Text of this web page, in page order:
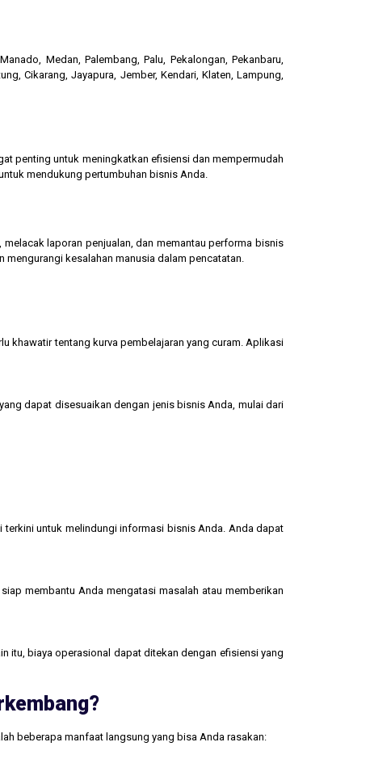
Medan, Palembang, Palu, Pekalongan, Pekanbaru,
Cikarang, Jayapura, Jember, Kendari, Klaten, Lampung,
penting untuk meningkatkan efisiensi dan mempermudah
mendukung pertumbuhan bisnis Anda.
laporan penjualan, dan memantau performa bisnis
kesalahan manusia dalam pencatatan.
khawatir tentang kurva pembelajaran yang curam. Aplikasi
dapat disesuaikan dengan jenis bisnis Anda, mulai dari
terkini untuk melindungi informasi bisnis Anda. Anda dapat
membantu Anda mengatasi masalah atau memberikan
itu, biaya operasional dapat ditekan dengan efisiensi yang
beberapa manfaat langsung yang bisa Anda rasakan: